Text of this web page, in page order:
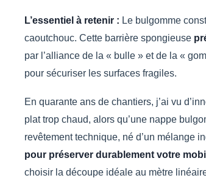
L’essentiel à retenir : Le bulgomme
caoutchouc. Cette barrière spongieuse
par l’alliance de la « bulle » et de la «
pour sécuriser les surfaces fragiles.
En quarante ans de chantiers, j’ai vu
plat trop chaud, alors qu’une nappe
revêtement technique, né d’un mélange
pour préserver durablement votre
choisir la découpe idéale au mètre